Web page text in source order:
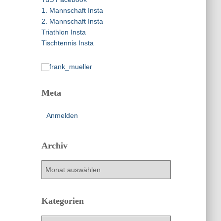
a
c
h
:
1. Mannschaft Insta
2. Mannschaft Insta
Triathlon Insta
Tischtennis Insta
Meta
Anmelden
Archiv
h
Kategorien